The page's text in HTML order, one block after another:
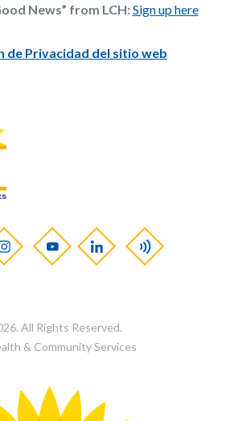
News” from LCH:Sign up here
de Privacidad del sitio web
All Rights Reserved.
& Community Services